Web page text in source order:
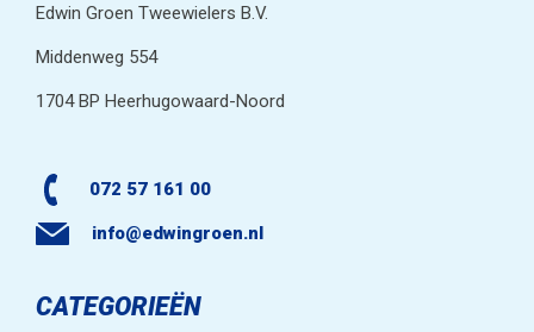
Edwin Groen Tweewielers B.V.
Middenweg 554
1704 BP Heerhugowaard-Noord
072 57 161 00
info@edwingroen.nl
CATEGORIEËN